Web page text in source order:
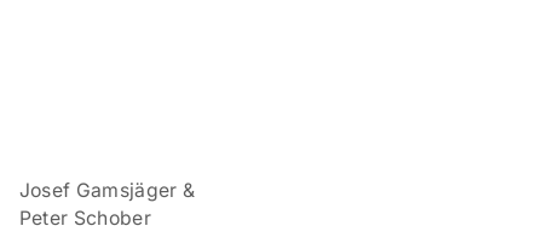
Josef Gamsjäger &
Peter Schober